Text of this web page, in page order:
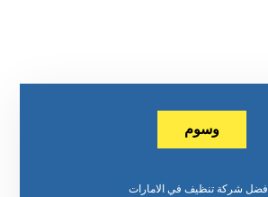
وسوم
افضل شركة تنظيف في الامارات